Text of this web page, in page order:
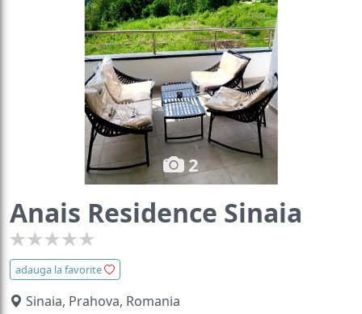
2
Anais Residence Sinaia
adauga la favorite
Sinaia, Prahova, Romania